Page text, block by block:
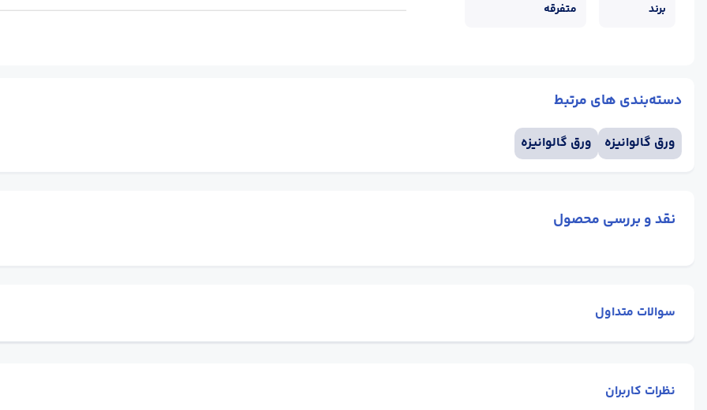
برند متفرقه
دسته‌بندی های مرتبط
ورق گالوانیزه ورق گالوانیزه
نقد و بررسی محصول
سوالات متداول
نظرات کاربران